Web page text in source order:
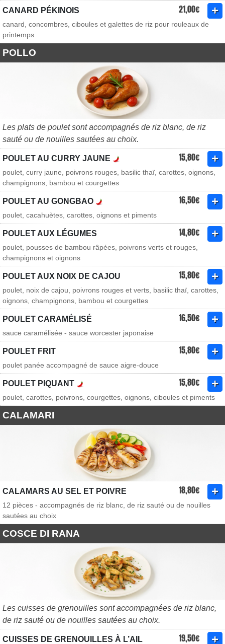
CANARD PÉKINOIS 21,00€
canard, concombres, ciboules et galettes de riz pour rouleaux de
printemps
POLLO
Les plats de poulet sont accompagnés de riz blanc, de riz
sauté ou de nouilles sautées au choix.
POULET AU CURRY JAUNE 15,80€
poulet, curry jaune, poivrons rouges, basilic thaï, carottes, oignons,
champignons, bambou et courgettes
POULET AU GONGBAO 16,50€
poulet, cacahuètes, carottes, oignons et piments
POULET AUX LÉGUMES 14,80€
poulet, pousses de bambou râpées, poivrons verts et rouges,
champignons et oignons
POULET AUX NOIX DE CAJOU 15,80€
poulet, noix de cajou, poivrons rouges et verts, basilic thaï, carottes,
oignons, champignons, bambou et courgettes
POULET CARAMÉLISÉ 16,50€
sauce caramélisée - sauce worcester japonaise
POULET FRIT 15,80€
poulet panée accompagné de sauce aigre-douce
POULET PIQUANT 15,80€
poulet, carottes, poivrons, courgettes, oignons, ciboules et piments
CALAMARI
CALAMARS AU SEL ET POIVRE 18,80€
12 pièces - accompagnés de riz blanc, de riz sauté ou de nouilles
sautées au choix
COSCE DI RANA
Les cuisses de grenouilles sont accompagnées de riz blanc,
de riz sauté ou de nouilles sautées au choix.
CUISSES DE GRENOUILLES À L’AIL 19,50€